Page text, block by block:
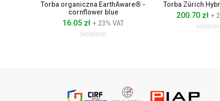
Torba organiczna EarthAware® -
cornflower blue
16.05 zł + 23% VAT
943283030
Torba Zürich
200.70 zł +